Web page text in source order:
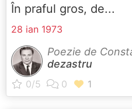
În praful gros, de...
28 ian 1973
Poezie de
dezastru